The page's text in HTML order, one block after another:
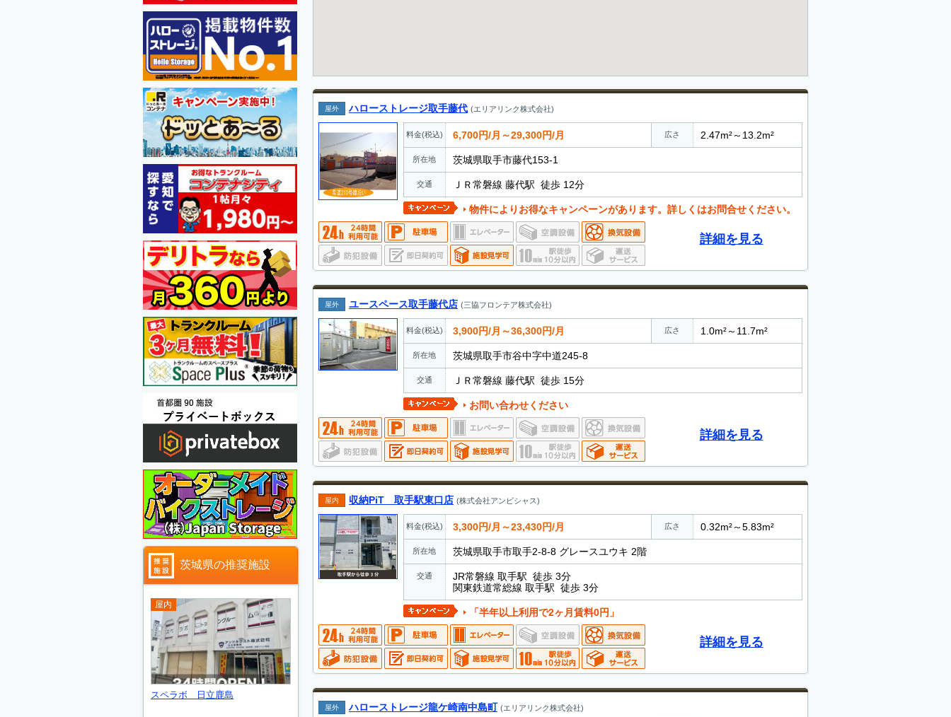
屋外 ハローストレージ取手藤代 (エリアリンク株式会社)
料金(税込) 6,700円/月～29,300円/月 広さ 2.47m²～13.2m²
所在地 茨城県取手市藤代153-1
交通 ＪＲ常磐線 藤代駅 徒歩 12分
物件によりお得なキャンペーンがあります。詳しくはお問合せください。
詳細を見る
屋外 ユースペース取手藤代店 (三協フロンテア株式会社)
料金(税込) 3,900円/月～36,300円/月 広さ 1.0m²～11.7m²
所在地 茨城県取手市谷中字中道245-8
交通 ＪＲ常磐線 藤代駅 徒歩 15分
お問い合わせください
詳細を見る
屋内 収納PiT 取手駅東口店 (株式会社アンビシャス)
料金(税込) 3,300円/月～23,430円/月 広さ 0.32m²～5.83m²
所在地 茨城県取手市取手2-8-8 グレースユウキ 2階
交通
JR常磐線 取手駅 徒歩 3分
関東鉄道常総線 取手駅 徒歩 3分
「半年以上利用で2ヶ月賃料0円」
詳細を見る
屋外 ハローストレージ龍ケ崎南中島町 (エリアリンク株式会社)
茨城県の推奨施設
屋内
スペラボ 日立鹿島